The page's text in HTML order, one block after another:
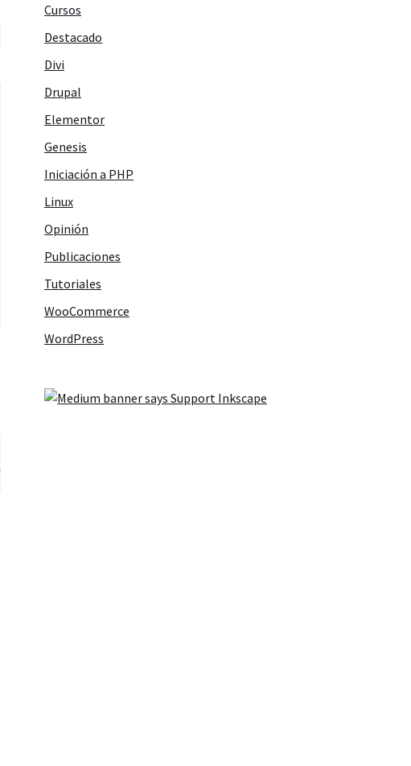
Cursos
Destacado
Divi
Drupal
Elementor
Genesis
Iniciación a PHP
Linux
Opinión
Publicaciones
Tutoriales
WooCommerce
WordPress